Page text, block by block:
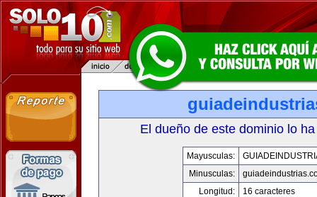
El dueño de este dominio lo
Mayusculas:
Minusculas:
Longitud:
16 caracteres